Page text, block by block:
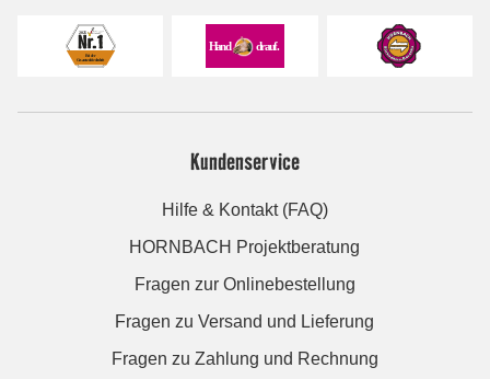
Kundenservice
Hilfe & Kontakt (FAQ)
HORNBACH Projektberatung
Fragen zur Onlinebestellung
Fragen zu Versand und Lieferung
Fragen zu Zahlung und Rechnung